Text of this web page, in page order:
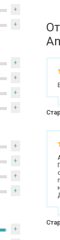
+
+
+
+
+
+
+
+
+
+
+